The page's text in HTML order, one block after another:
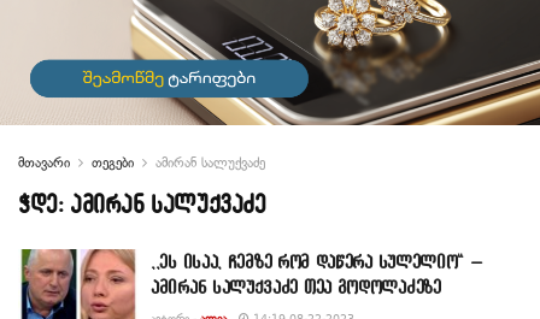
მთავარი თეგები ამირან სალუქვაძე
ჭდე: ამირან სალუქვაძე
,,ეს ისაა, ჩემზე რომ დაწერა სულელიო“ –
ამირან სალუქვაძე თეა გოდოლაძეზე